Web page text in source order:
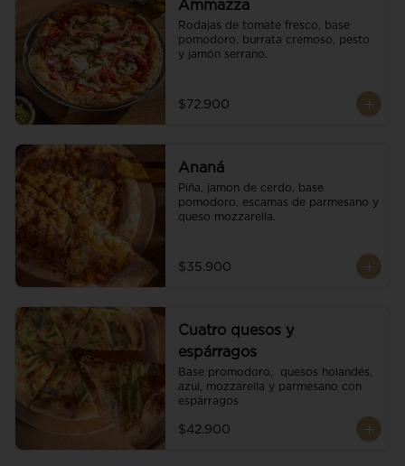
Ammazza
Rodajas de tomate fresco, base
pomodoro, burrata cremoso, pesto
y jamón serrano.
$72.900
Ananá
Piña, jamon de cerdo, base
pomodoro, escamas de parmesano y
queso mozzarella.
$35.900
Cuatro quesos y
espárragos
Base promodoro,  quesos holandés,
azul, mozzarella y parmesano con
espárragos
$42.900